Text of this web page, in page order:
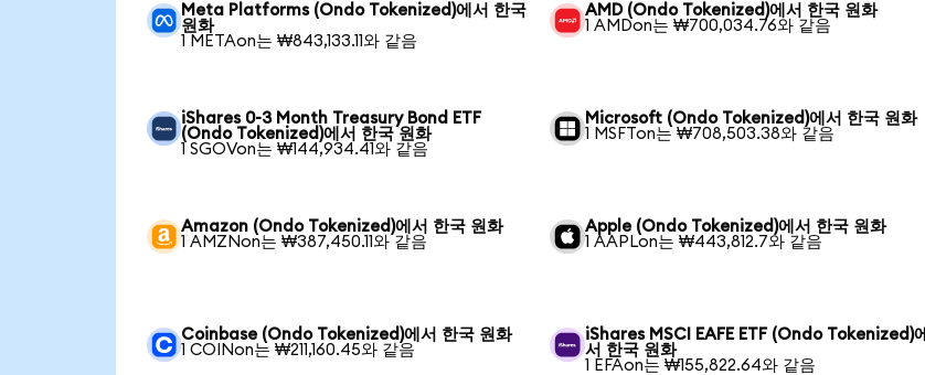
Meta Platforms (Ondo Tokenized)에서 한국
원화
1 METAon는 ₩843,133.11와 같음
AMD (Ondo Tokenized)에서 한국 원화
1 AMDon는 ₩700,034.76와 같음
iShares 0-3 Month Treasury Bond ETF
(Ondo Tokenized)에서 한국 원화
1 SGOVon는 ₩144,934.41와 같음
Microsoft (Ondo Tokenized)에서 한국 원화
1 MSFTon는 ₩708,503.38와 같음
Amazon (Ondo Tokenized)에서 한국 원화
1 AMZNon는 ₩387,450.11와 같음
Apple (Ondo Tokenized)에서 한국 원화
1 AAPLon는 ₩443,812.7와 같음
Coinbase (Ondo Tokenized)에서 한국 원화
1 COINon는 ₩211,160.45와 같음
iShares MSCI EAFE ETF (Ondo Tokenized)에
서 한국 원화
1 EFAon는 ₩155,822.64와 같음